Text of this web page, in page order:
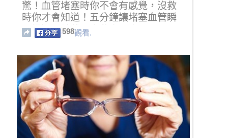
驚！血管堵塞時你不會有感覺，沒救
時你才會知道！五分鐘讓堵塞血管瞬
間暢通！轉載一次救人一命！！
598觀看.